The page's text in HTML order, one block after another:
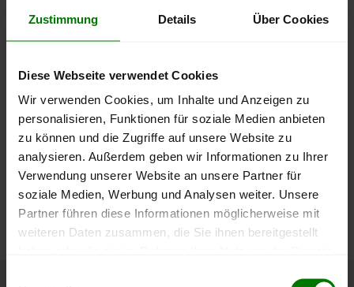
Zustimmung Details Über Cookies
Diese Webseite verwendet Cookies
Wir verwenden Cookies, um Inhalte und Anzeigen zu
personalisieren, Funktionen für soziale Medien anbieten
zu können und die Zugriffe auf unsere Website zu
analysieren. Außerdem geben wir Informationen zu Ihrer
Verwendung unserer Website an unsere Partner für
soziale Medien, Werbung und Analysen weiter. Unsere
Partner führen diese Informationen möglicherweise mit
weiteren Daten zusammen, die Sie ihnen bereitgestellt
lose Ware Sackware
September
2025
Januar
2026
Mai
2026
250 €
Die aktuelle Preisentwicklung für Holzpellets in Deutschland
können Sie jederzeit auf unsererPelletspreise-Seite
nachvollziehen.